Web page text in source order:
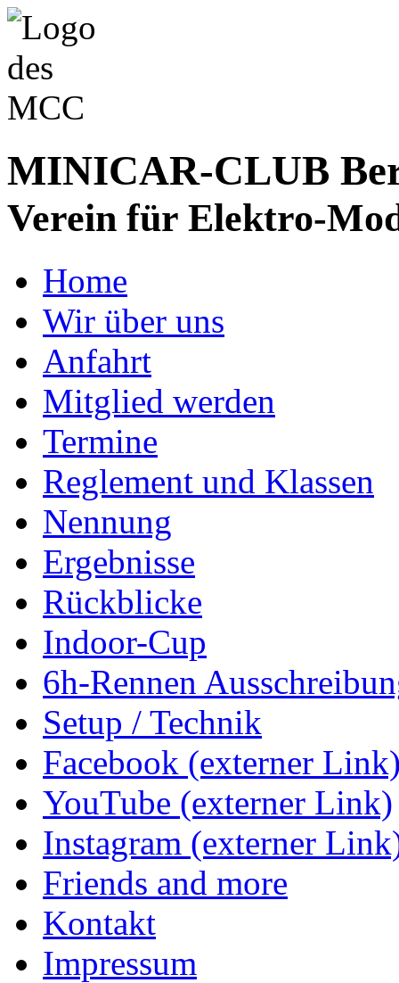
MINICAR-CLUB
Verein für Elektro-
Home
Wir über uns
Anfahrt
Mitglied werden
Termine
Reglement und Klassen
Nennung
Ergebnisse
Rückblicke
Indoor-Cup
6h-Rennen
Setup / Technik
Facebook (externer
YouTube (externer Link)
Instagram (externer
Friends and more
Kontakt
Impressum